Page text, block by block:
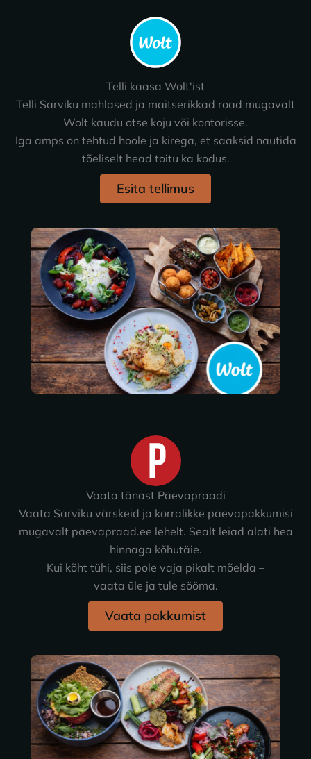
Telli kaasa Wolt'ist
Telli Sarviku mahlased ja maitserikkad road mugavalt
Wolt kaudu otse koju või kontorisse.
Iga amps on tehtud hoole ja kirega, et saaksid nautida
tõeliselt head toitu ka kodus.
Esita tellimus
Vaata tänast Päevapraadi
Vaata Sarviku värskeid ja korralikke päevapakkumisi
mugavalt päevapraad.ee lehelt. Sealt leiad alati hea
hinnaga kõhutäie.
Kui kõht tühi, siis pole vaja pikalt mõelda –
vaata üle ja tule sööma.
Vaata pakkumist